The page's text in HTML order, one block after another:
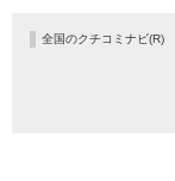
全国のクチコミナビ(R)